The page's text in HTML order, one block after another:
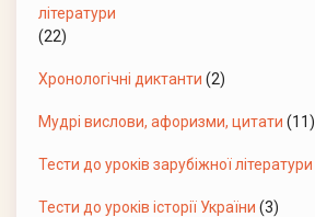
літератури
(22)
Хронологічні диктанти (2)
Мудрі вислови, афоризми, цитати (11)
Тести до уроків зарубіжної літератури
Тести до уроків історії України (3)